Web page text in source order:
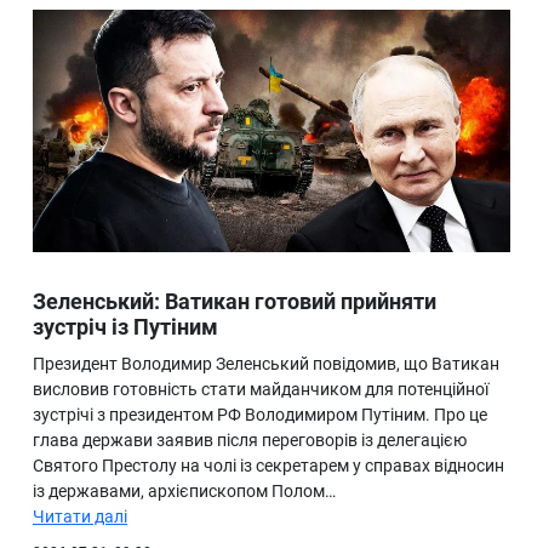
Зеленський: Ватикан готовий прийняти
зустріч із Путіним
Президент Володимир Зеленський повідомив, що Ватикан
висловив готовність стати майданчиком для потенційної
зустрічі з президентом РФ Володимиром Путіним. Про це
глава держави заявив після переговорів із делегацією
Святого Престолу на чолі із секретарем у справах відносин
із державами, архієпископом Полом…
Читати далі